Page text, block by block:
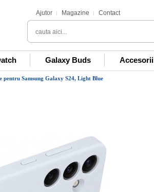
Ajutor Magazine Contact
Galaxy Buds Accesorii
pentru Samsung Galaxy S24, Light Blue